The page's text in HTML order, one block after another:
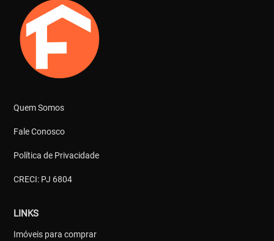
Quem Somos
Fale Conosco
Política de Privacidade
CRECI: PJ 6804
LINKS
Imóveis para comprar